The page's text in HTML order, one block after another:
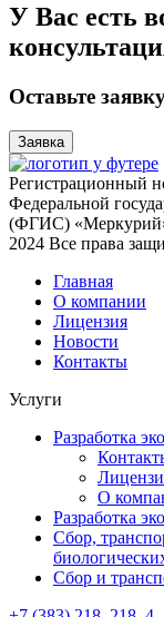
У Вас есть
Оставьте
Заявка
Регистрационный
Федеральной
(ФГИС)
2024 Все права
Главная
О компании
Лицензия
Новости
Контакты
Услуги
Разработка
О
Разработка
Сбор,
Сбор и